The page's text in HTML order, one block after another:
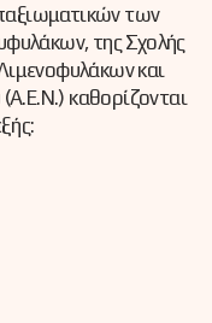
των
της Σχολής
και
καθορίζονται